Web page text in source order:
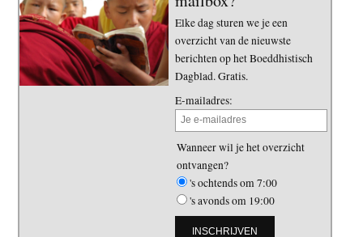
Elke dag sturen we je een
overzicht van de nieuwste
berichten op het Boeddhistisch
Dagblad. Gratis.
E-mailadres:
Wanneer wil je het overzicht
ontvangen?
's ochtends om 7:00
's avonds om 19:00